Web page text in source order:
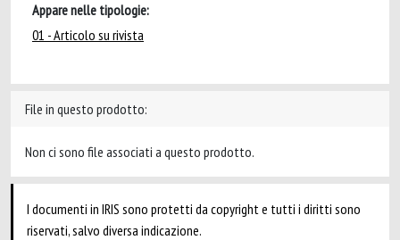
Appare nelle tipologie:
01 - Articolo su rivista
File in questo prodotto:
Non ci sono file associati a questo prodotto.
I documenti in IRIS sono protetti da copyright e tutti i diritti sono
riservati, salvo diversa indicazione.